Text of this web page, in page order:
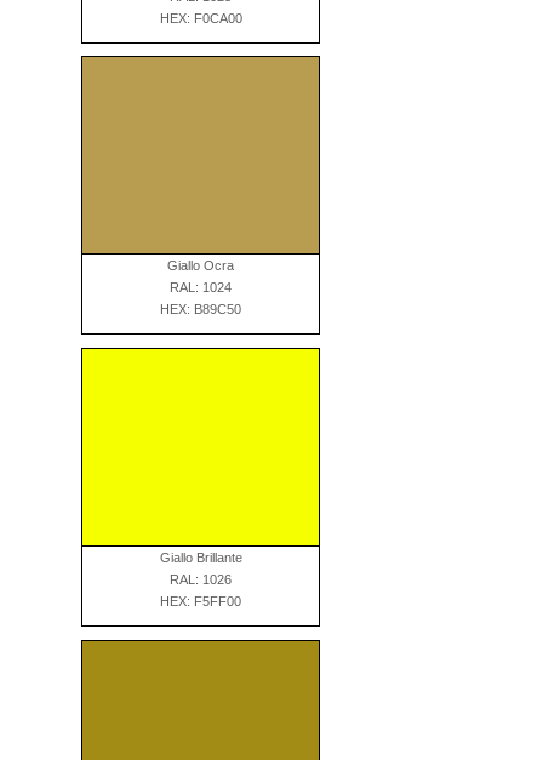
HEX: F0CA00
Giallo Ocra
RAL: 1024
HEX: B89C50
Giallo Brillante
RAL: 1026
HEX: F5FF00